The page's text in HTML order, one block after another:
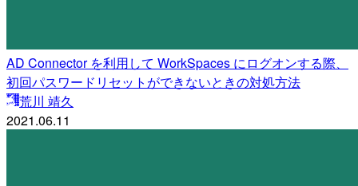
AD Connector を利用して WorkSpaces にログオンする際、
初回パスワードリセットができないときの対処方法
荒川 靖久
2021.06.11